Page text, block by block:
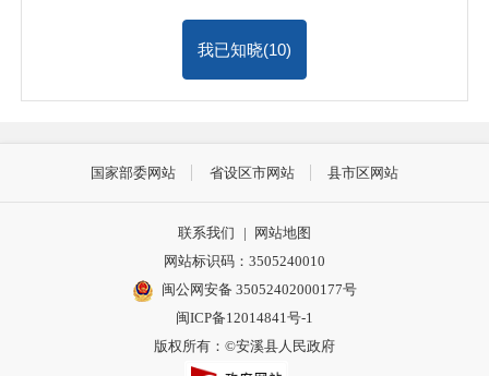
我已知晓(10)
国家部委网站 省设区市网站 县市区网站
联系我们 |
网站地图
网站标识码：3505240010
闽公网安备 35052402000177号
闽ICP备12014841号-1
版权所有：©安溪县人民政府